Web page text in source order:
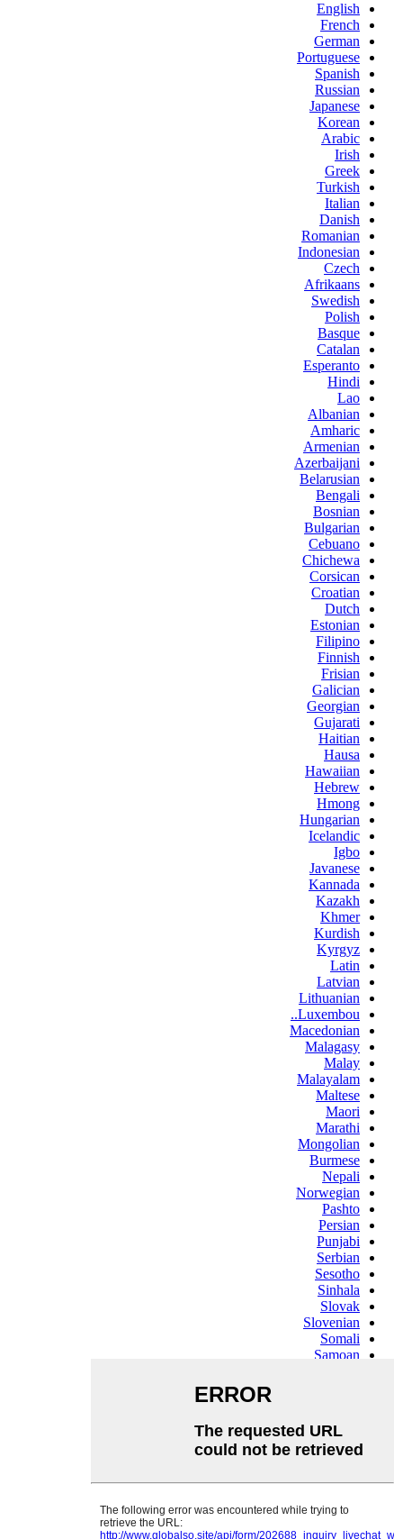
English
French
German
Portuguese
Spanish
Russian
Japanese
Korean
Arabic
Irish
Greek
Turkish
Italian
Danish
Romanian
Indonesian
Czech
Afrikaans
Swedish
Polish
Basque
Catalan
Esperanto
Hindi
Lao
Albanian
Amharic
Armenian
Azerbaijani
Belarusian
Bengali
Bosnian
Bulgarian
Cebuano
Chichewa
Corsican
Croatian
Dutch
Estonian
Filipino
Finnish
Frisian
Galician
Georgian
Gujarati
Haitian
Hausa
Hawaiian
Hebrew
Hmong
Hungarian
Icelandic
Igbo
Javanese
Kannada
Kazakh
Khmer
Kurdish
Kyrgyz
Latin
Latvian
Lithuanian
Luxembou..
Macedonian
Malagasy
Malay
Malayalam
Maltese
Maori
Marathi
Mongolian
Burmese
Nepali
Norwegian
Pashto
Persian
Punjabi
Serbian
Sesotho
Sinhala
Slovak
Slovenian
Somali
Samoan
Swahili
Tajik
Telugu
Ukrainian
Urdu